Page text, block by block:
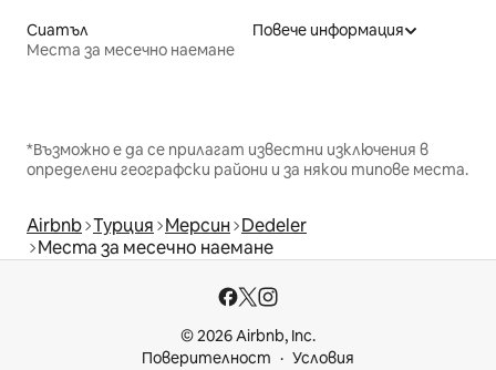
Сиатъл
Места за месечно наемане
Повече информация
*Възможно е да се прилагат известни изключения в
определени географски райони и за някои типове места.
Airbnb Турция Мерсин Dedeler
Места за месечно наемане
© 2026 Airbnb, Inc.
Поверителност
Условия